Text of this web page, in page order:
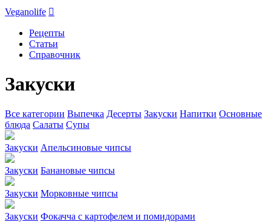
Veganolife 
Рецепты
Статьи
Справочник
Закуски
Все категории Выпечка Десерты Закуски Напитки Основные
блюда Салаты Супы
Закуски Апельсиновые чипсы
Закуски Банановые чипсы
Закуски Морковные чипсы
Закуски Фокачча с картофелем и помидорами